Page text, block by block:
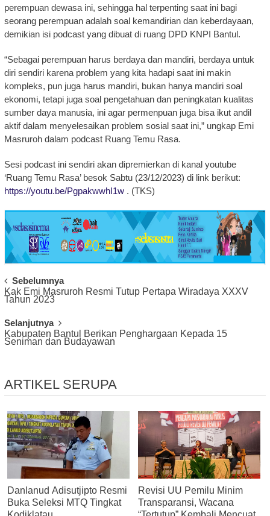
perempuan dewasa ini, sehingga hal terpenting saat ini bagi
seorang perempuan adalah soal kemandirian dan keberdayaan,
demikian isi podcast yang dibuat di ruang DPD KNPI Bantul.
“Sebagai perempuan harus berdaya dan mandiri, berdaya untuk
diri sendiri karena problem yang kita hadapi saat ini makin
kompleks, pun juga harus mandiri, bukan hanya mandiri soal
ekonomi, tetapi juga soal pengetahuan dan peningkatan kualitas
sumber daya manusia, ini agar permenpuan juga bisa ikut andil
aktif dalam menyelesaikan problem sosial saat ini,” ungkap Emi
Masruroh dalam podcast Ruang Temu Rasa.
Sesi podcast ini sendiri akan dipremierkan di kanal youtube
‘Ruang Temu Rasa’ besok Sabtu (23/12/2023) di link berikut:
https://youtu.be/PgpakwwhI1w. (TKS)
Post
Navigation
Sebelumnya
Kak Emi Masruroh Resmi Tutup Pertapa Wiradaya XXXV
Tahun 2023
Selanjutnya
Kabupaten Bantul Berikan Penghargaan Kepada 15
Seniman dan Budayawan
ARTIKEL SERUPA
Danlanud Adisutjipto Resmi
Buka Seleksi MTQ Tingkat
Revisi UU Pemilu Minim
Transparansi, Wacana